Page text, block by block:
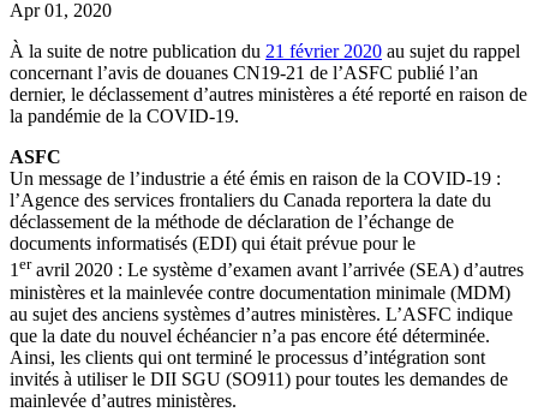
Apr 01, 2020
À la suite de notre publication du 21 février 2020 au sujet du rappel
concernant l’avis de douanes CN19-21 de l’ASFC publié l’an
dernier, le déclassement d’autres ministères a été reporté en raison de
la pandémie de la COVID-19.
ASFC
Un message de l’industrie a été émis en raison de la COVID-19 :
l’Agence des services frontaliers du Canada reportera la date du
déclassement de la méthode de déclaration de l’échange de
documents informatisés (EDI) qui était prévue pour le
1eravril 2020 : Le système d’examen avant l’arrivée (SEA) d’autres
ministères et la mainlevée contre documentation minimale (MDM)
au sujet des anciens systèmes d’autres ministères. L’ASFC indique
que la date du nouvel échéancier n’a pas encore été déterminée.
Ainsi, les clients qui ont terminé le processus d’intégration sont
invités à utiliser le DII SGU (SO911) pour toutes les demandes de
mainlevée d’autres ministères.